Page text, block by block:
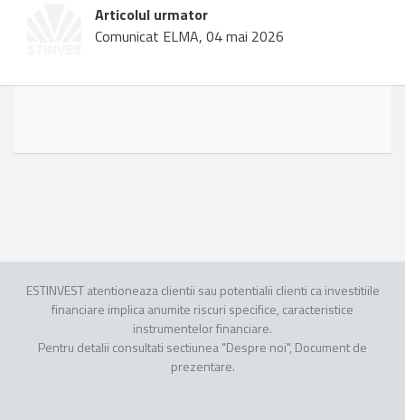
Articolul urmator
Comunicat ELMA, 04 mai 2026
ESTINVEST atentioneaza clientii sau potentialii clienti ca investitiile
financiare implica anumite riscuri specifice, caracteristice
instrumentelor financiare.
Pentru detalii consultati sectiunea "Despre noi", Document de
prezentare.